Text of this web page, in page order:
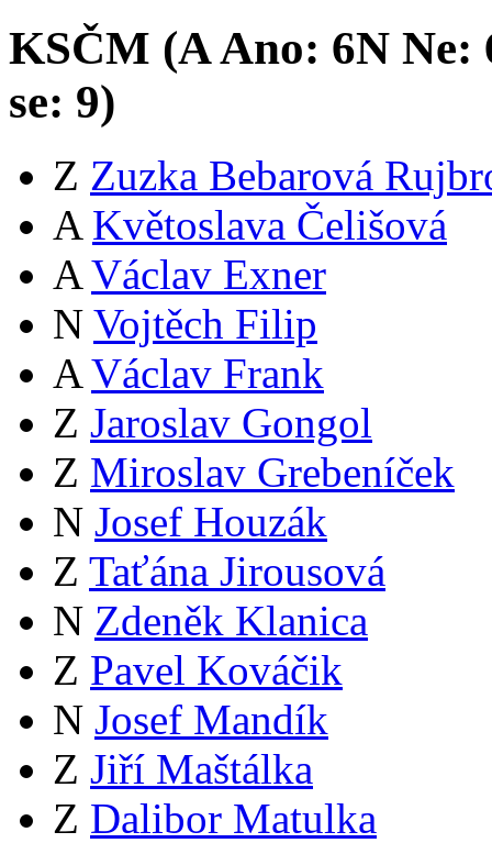
KSČM (AAno: 6N Ne:
se: 9)
Z Zuzka Bebarová
A Květoslava Čelišová
A Václav Exner
N Vojtěch Filip
A Václav Frank
Z Jaroslav Gongol
Z Miroslav Grebeníček
N Josef Houzák
Z Taťána Jirousová
N Zdeněk Klanica
Z Pavel Kováčik
N Josef Mandík
Z Jiří Maštálka
Z Dalibor Matulka